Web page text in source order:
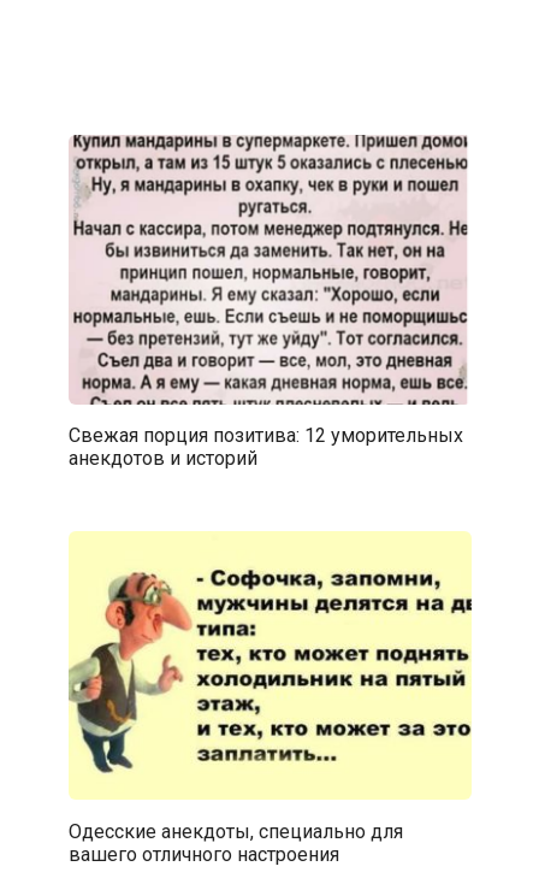
Свежая порция позитива: 12 уморительных
анекдотов и историй
Одесские анекдоты, специально для
вашего отличного настроения